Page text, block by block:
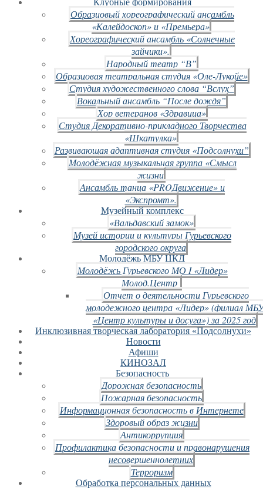
Клубные формирования
Образцовый хореографический ансамбль
«Калейдоскоп» и «Премьера»
Хореографический ансамбль «Солнечные
зайчики».
Народный театр “В”
Образцовая театральная студия «Оле-Лукойе»
Студия художественного слова “Вслух”
Вокальный ансамбль “После дождя”
Хор ветеранов «Здравица»
Студия Декоративно-прикладного Творчества
«Шкатулка»
Развивающая адаптивная студия «Подсолнухи”
Молодёжная музыкальная группа «Смысл
жизни
Ансамбль танца «PROДвижение» и
«Экспромт».
Музейный комплекс
«Вальдавский замок»
Музей истории и культуры Гурьевского
городского округа
Молодёжь МБУ ЦКД
Молодёжь Гурьевского МО I «Лидер»
Молод.Центр
Отчет о деятельности Гурьевского
молодежного центра «Лидер» (филиал
«Центр культуры и досуга») за 2025 год
Инклюзивная творческая лаборатория «Подсолнухи»
Новости
Афиши
КИНОЗАЛ
Безопасность
Дорожная безопасность
Пожарная безопасность
Информационная безопасность в Интернете
Здоровый образ жизни
Антикоррупция
Профилактика безопасности и правонарушения
несовершеннолетних
Терроризм
Обработка персональных данных